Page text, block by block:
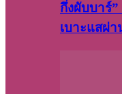
กึ่งผับบาร์
เบาะแสผ่